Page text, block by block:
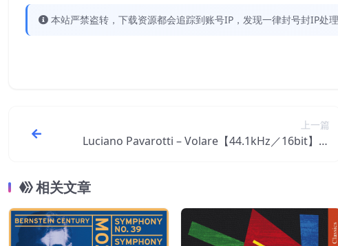
本站严禁盗转，下载资源都会追踪到账号IP，发现一律封号封IP
上一篇
Luciano Pavarotti – Volare【44.1kHz／16bit】瑞
相关文章